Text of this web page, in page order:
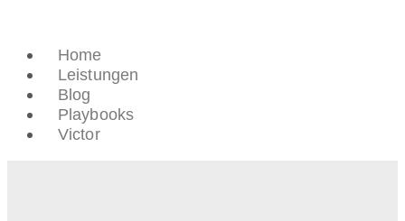
Home
Leistungen
Blog
Playbooks
Victor